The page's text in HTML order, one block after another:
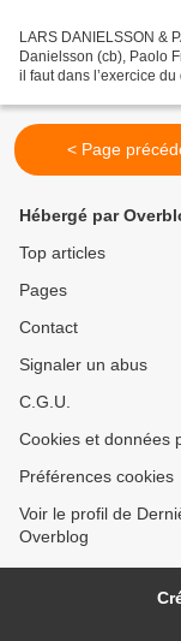
LARS DANIELSSON &
Danielsson (cb), Paolo
il faut dans l’exercice
< Page
Hébergé par
Top articles
Pages
Contact
Signaler un abus
C.G.U.
Cookies et données
Préférences cookies
Voir le profil de
Overblog